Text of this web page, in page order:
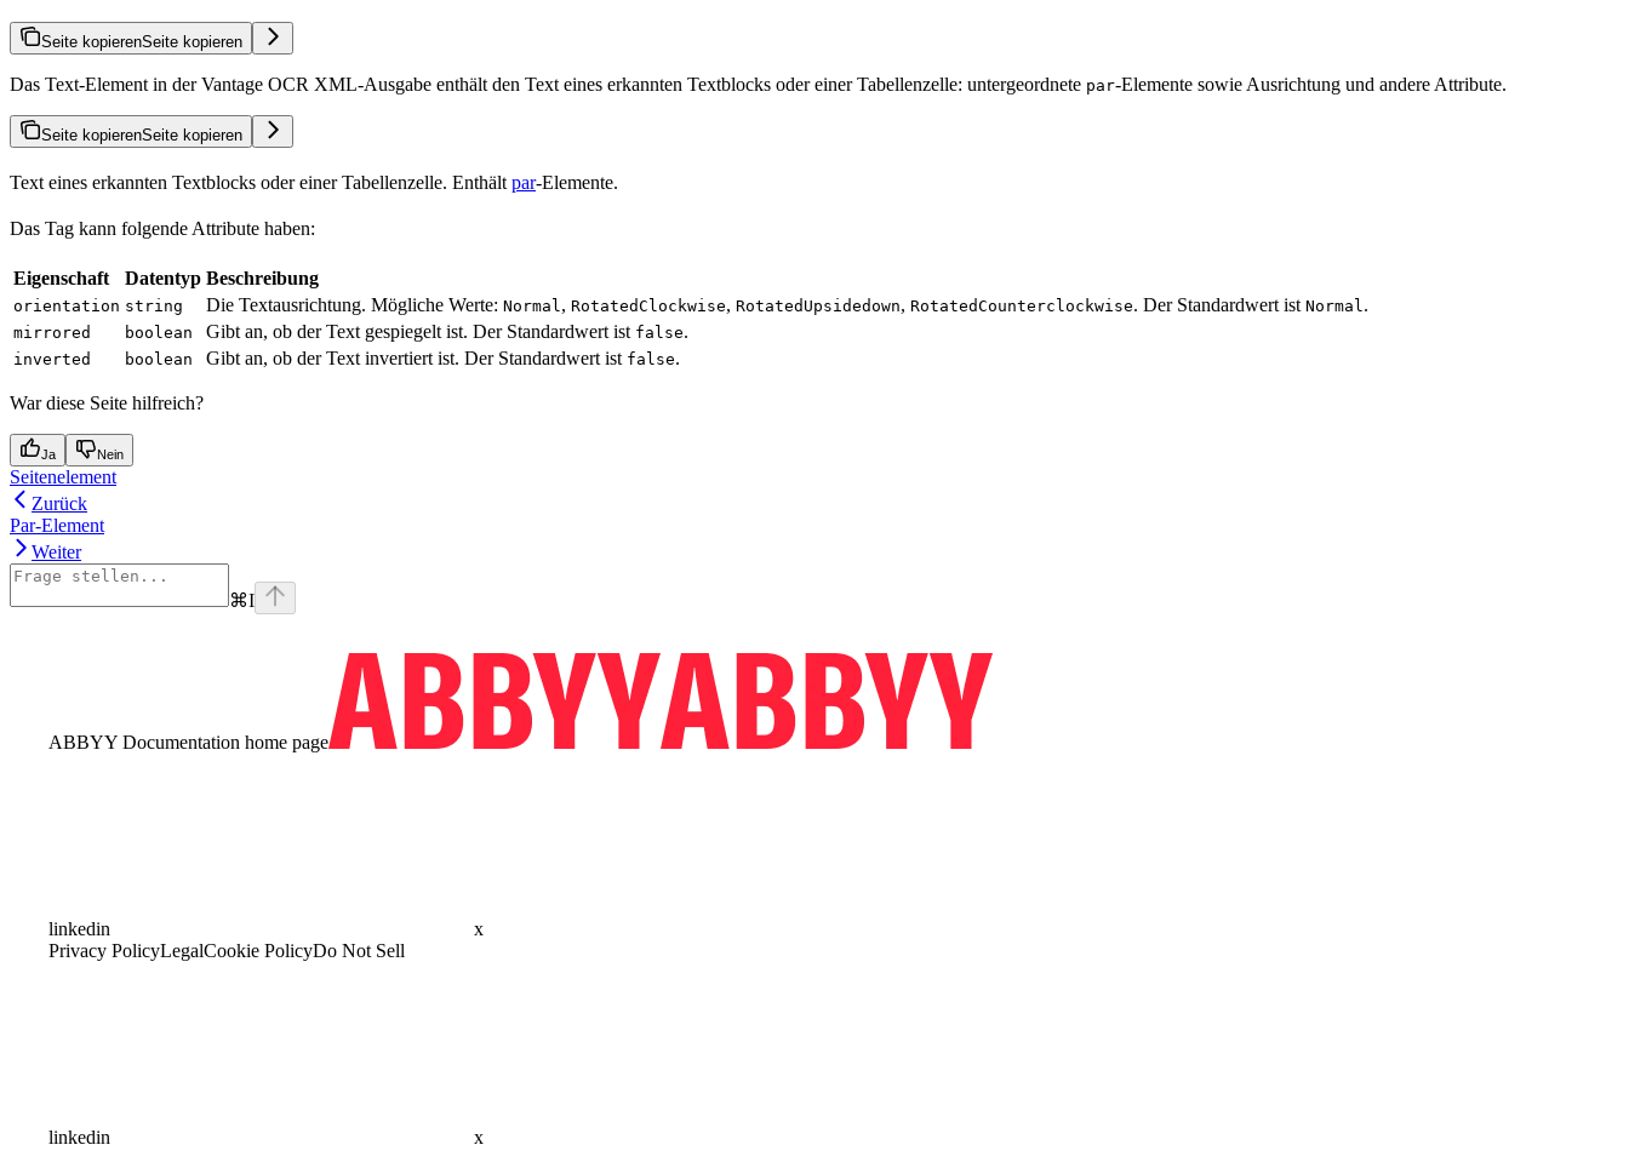
Seite kopierenSeite kopieren
Das Text-Element in der Vantage OCR XML-Ausgabe enthält den Text eines erkannten Textblocks oder einer Tabellenzelle: untergeordnete par-Elemente sowie Ausrichtung und andere Attribute.
Seite kopierenSeite kopieren
Text eines erkannten Textblocks oder einer Tabellenzelle. Enthält par-Elemente.
Das Tag kann folgende Attribute haben:
Eigenschaft Datentyp Beschreibung
orientation string Die Textausrichtung. Mögliche Werte: Normal , RotatedClockwise, RotatedUpsidedown, RotatedCounterclockwise. Der Standardwert ist Normal .
mirrored boolean Gibt an, ob der Text gespiegelt ist. Der Standardwert ist false.
inverted boolean Gibt an, ob der Text invertiert ist. Der Standardwert ist false.
War diese Seite hilfreich?
Ja Nein
Seitenelement
Zurück
Par-Element
Weiter
⌘I
ABBYY Documentation home page
linkedin
x
Privacy PolicyLegalCookie PolicyDo Not Sell
linkedin x